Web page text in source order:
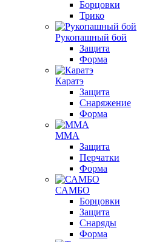
Борцовки
Трико
Рукопашный бой
Защита
Форма
Каратэ
Защита
Снаряжение
Форма
ММА
Защита
Перчатки
Форма
САМБО
Борцовки
Защита
Снаряды
Форма